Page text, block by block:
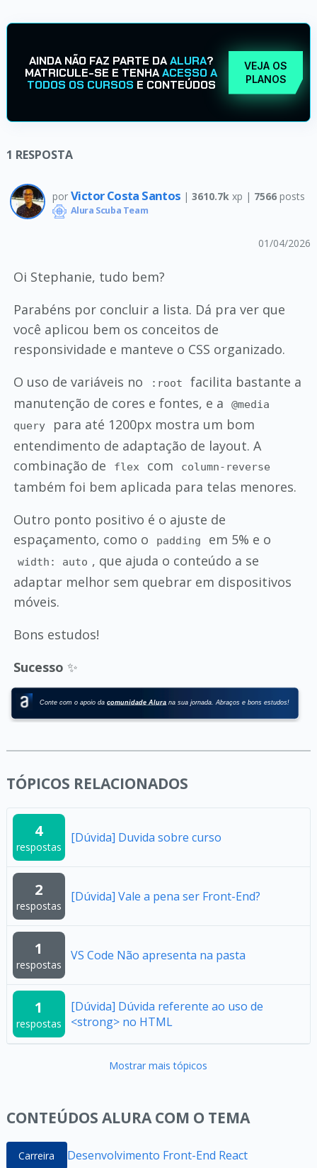
AINDA NÃO FAZ PARTE DAALURA?
MATRICULE-SE E TENHAACESSO A
TODOS OS CURSOS E CONTEÚDOS
VEJA OS
PLANOS
1 RESPOSTA
por Victor Costa Santos | 3610.7k xp | 7566posts
Alura Scuba Team
01/04/2026
Oi Stephanie, tudo bem?
Parabéns por concluir a lista. Dá pra ver que
você aplicou bem os conceitos de
responsividade e manteve o CSS organizado.
O uso de variáveis no
:root
facilita bastante a
manutenção de cores e fontes, e a
@media
query
para até 1200px mostra um bom
entendimento de adaptação de layout. A
combinação de
flex com column-reverse
também foi bem aplicada para telas menores.
Outro ponto positivo é o ajuste de
espaçamento, como o
padding em 5% e o
width: auto , que ajuda o conteúdo a se
adaptar melhor sem quebrar em dispositivos
móveis.
Bons estudos!
Sucesso ✨
TÓPICOS RELACIONADOS
4
respostas
[Dúvida] Duvida sobre curso
2
respostas
[Dúvida] Vale a pena ser Front-End?
1
respostas
VS Code Não apresenta na pasta
1
respostas
[Dúvida] Dúvida referente ao uso de
<strong> no HTML
Mostrar mais tópicos
CONTEÚDOS ALURA COM O TEMA
Carreira Desenvolvimento Front-End React